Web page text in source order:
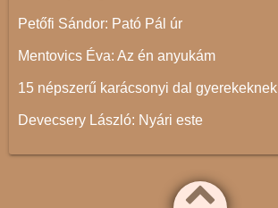
Petőfi Sándor: Pató Pál úr
Mentovics Éva: Az én anyukám
15 népszerű karácsonyi dal gyerekeknek
Devecsery László: Nyári este